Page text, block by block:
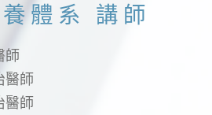
體系 講師
師
醫師
醫師